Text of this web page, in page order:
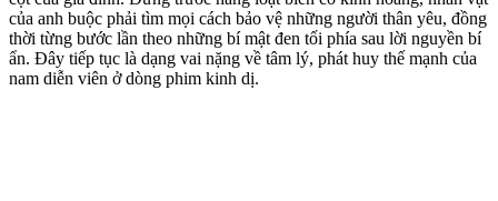
của anh buộc phải tìm mọi cách bảo vệ những người thân yêu, đồng
thời từng bước lần theo những bí mật đen tối phía sau lời nguyền bí
ẩn. Đây tiếp tục là dạng vai nặng về tâm lý, phát huy thế mạnh của
nam diễn viên ở dòng phim kinh dị.